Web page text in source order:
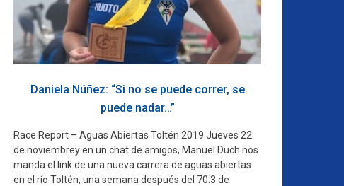
Daniela Núñez: “Si no se puede correr, se
puede nadar…”
Race Report – Aguas Abiertas Toltén 2019 Jueves 22
de noviembrey en un chat de amigos, Manuel Duch nos
manda el link de una nueva carrera de aguas abiertas
en el río Toltén, una semana después del 70.3 de